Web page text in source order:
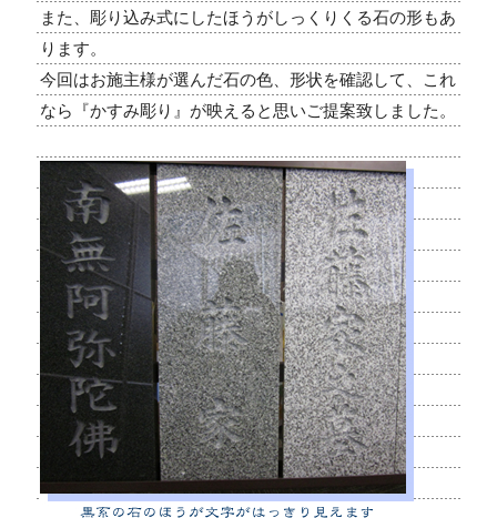
また、彫り込み式にしたほうがしっくりくる石の形もあ
ります。
今回はお施主様が選んだ石の色、形状を確認して、これ
なら『かすみ彫り』が映えると思いご提案致しました。